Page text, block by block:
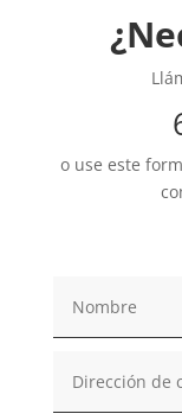
o use este